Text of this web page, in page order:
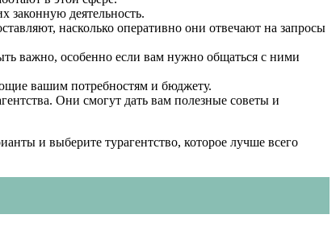
законную деятельность.
насколько оперативно они отвечают на запросы
важно, особенно если вам нужно общаться с ними
вашим потребностям и бюджету.
Они смогут дать вам полезные советы и
и выберите турагентство, которое лучше всего